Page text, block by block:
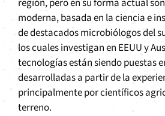
región, pero en su forma actual
moderna, basada en la ciencia e
de destacados microbiólogos del
los cuales investigan en EEUU y
tecnologías están siendo puestas
desarrolladas a partir de la
principalmente por científicos
terreno.